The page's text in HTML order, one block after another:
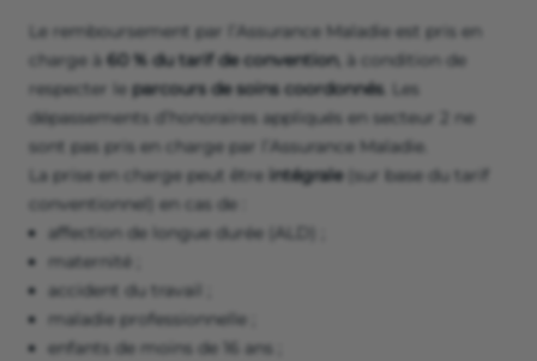
Le remboursement par l’Assurance Maladie est pris en
charge à 60 % du tarif de convention, à condition de
respecter le parcours de soins coordonnés. Les
dépassements d’honoraires appliqués en secteur 2 ne
sont pas pris en charge par l’Assurance Maladie.
La prise en charge peut être intégrale(sur base du tarif
conventionnel) en cas de :
affection de longue durée (ALD) ;
maternité ;
accident du travail ;
maladie professionnelle ;
enfants de moins de 16 ans ;